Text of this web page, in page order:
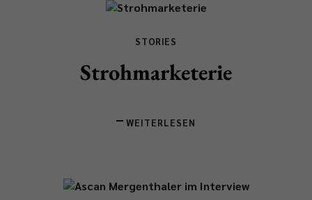
STORIES
Strohmarketerie
WEITERLESEN